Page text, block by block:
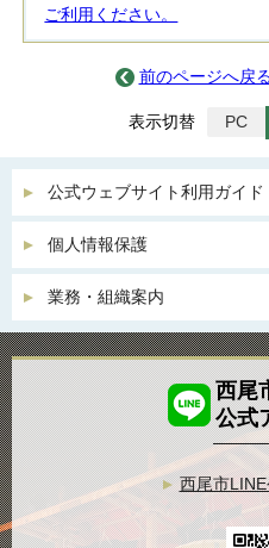
ご利用ください。
前のページへ戻
表示切替 PC
公式ウェブサイト利用ガイド
個人情報保護
業務・組織案内
西尾
公式
西尾市